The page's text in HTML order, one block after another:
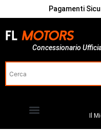
Pagamenti
Concessionario
Il